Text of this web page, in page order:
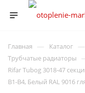
Главная — Каталог —
Трубчатые радиаторы
Rifar Tubog 3018-47
B1-B4, Белый RAL 9016